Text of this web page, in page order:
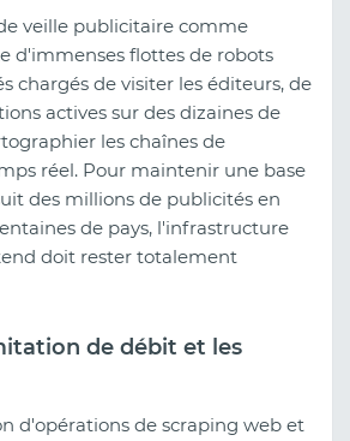
veille publicitaire comme
d'immenses flottes de robots
chargés de visiter les éditeurs, de
actives sur des dizaines de
les chaînes de
réel. Pour maintenir une base
des millions de publicités en
de pays, l'infrastructure
doit rester totalement
de débit et les
d'opérations de scraping web et